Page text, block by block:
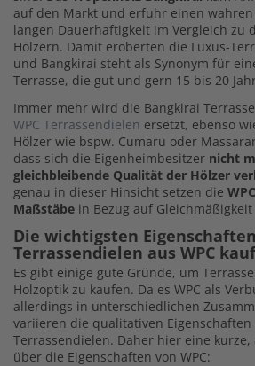
auf den Markt und erfuhr einen
langen Dauerhaftigkeit im Vergleich zu
Hölzern. Damit eroberten die Luxus-
und Bangkirai steht als Synonym für
Terrasse, die gut und gern 15 bis 20
Immer mehr wird die Bangkirai
WPC Terrassendielen ersetzt, ebenso
Hölzer wie bspw. Cumaru oder
dass sich die Eigenheimbesitzer nicht
gleichbleibende Qualität der Hölzer
genau in dieser Hinsicht setzen die
Maßstäbe in Bezug auf
Die wichtigsten
Terrassendielen aus WPC
Es gibt einige gute Gründe, um
Holzoptik zu kaufen. Da es WPC als
allerdings in unterschiedlichen
variieren die qualitativen Eigenschaften
Terrassendielen. Daher hier eine
über die Eigenschaften von WPC: